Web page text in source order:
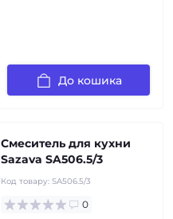
До кошика
Смеситель для кухни
Sazava SA506.5/3
Код товару: SA506.5/3
0